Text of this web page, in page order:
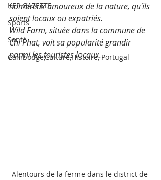
KEP GAZETTE
Sports
Santé
Cambodge,Culture,Histoire, Portugal
nombreux amoureux de la nature, qu'ils
soient locaux ou expatriés.
Wild Farm, située dans la commune de
Chi Phat, voit sa popularité grandir
parmi les touristes locaux.
Alentours de la ferme dans le district de